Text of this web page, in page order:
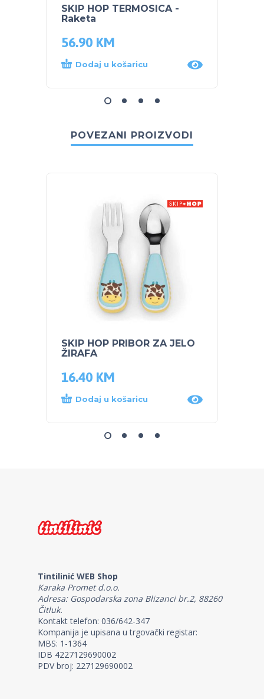
SKIP HOP TERMOSICA -
Raketa
56.90 KM
Dodaj u košaricu
POVEZANI PROIZVODI
SKIP HOP PRIBOR ZA JELO
ŽIRAFA
16.40 KM
Dodaj u košaricu
Tintilinić WEB Shop
Karaka Promet d.o.o.
Adresa: Gospodarska zona Blizanci br.2, 88260
Čitluk.
Kontakt telefon: 036/642-347
Kompanija je upisana u trgovački registar:
MBS: 1-1364
IDB 4227129690002
PDV broj: 227129690002